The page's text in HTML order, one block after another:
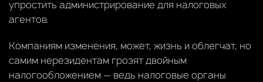
упростить администрирование для налоговых
агентов.
Компаниям изменения, может, жизнь и облегчат, но
самим нерезидентам грозят двойным
налогообложением — ведь налоговые органы